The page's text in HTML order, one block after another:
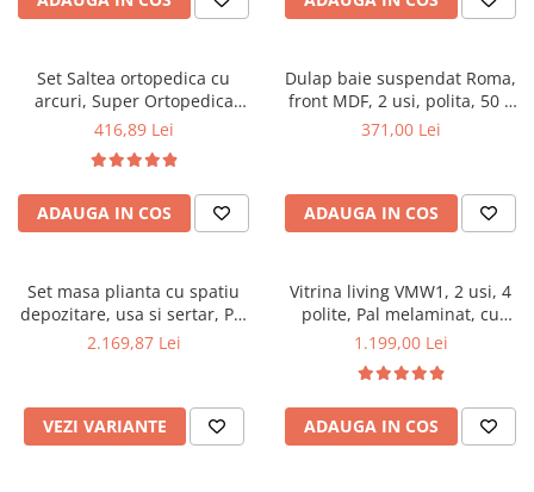
Mobila camera copii
Saltele patuturi copii
Paturi copii
Masa si scaune gradinita
Seturi comode living si dormitor
Set Saltea ortopedica cu
arcuri, Super Ortopedica
Sofia, 90x200x20cm, fermitate
Bonell, fata vara-iarna, sistem
aerisire cu butoni, Saltex plus
perna matlasata, antialergica,
50x70cm
416,89 Lei
ADAUGA IN COS
Dulap baie suspendat Roma,
front MDF, 2 usi, polita, 50 x
68 cm, alb
371,00 Lei
ADAUGA IN COS
Set masa plianta cu spatiu
depozitare, usa si sertar, Pal
Melaminat, 160x96x80 cm si 6
2.169,87 Lei
VEZI VARIANTE
Vitrina living VMW1, 2 usi, 4
polite, Pal melaminat, cu
insertii MDF, Nuc
1.199,00 Lei
ADAUGA IN COS